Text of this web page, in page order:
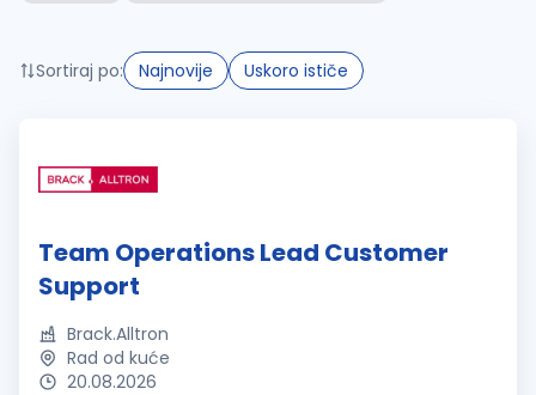
Sortiraj po: Najnovije Uskoro ističe
Team Operations Lead Customer
Support
Brack.Alltron
Rad od kuće
20.08.2026